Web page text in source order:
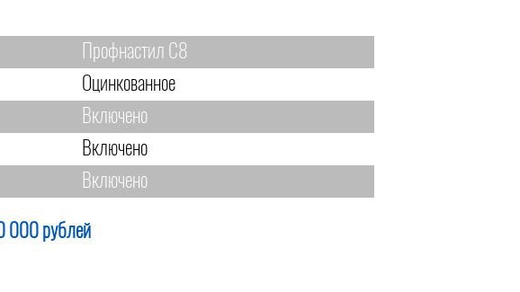
Профнастил С8
Оцинкованное
Включено
Включено
Включено
000 рублей